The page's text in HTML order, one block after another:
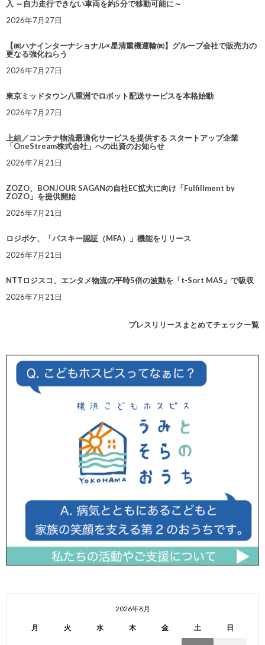
入 ～自力走行できない車両を約5分で移動可能に～
2026年7月27日
【㈱ハナインターナショナル×星清重機運輸㈱】グループ会社で販売力の
更なる強化ねらう
2026年7月27日
東京ミッドタウン八重洲でロボット配送サービスを本格始動
2026年7月27日
上組／コンテナ物流最適化サービスを提供する スタートアップ企業
「OneStream株式会社」への出資のお知らせ
2026年7月21日
ZOZO、BONJOUR SAGANの自社EC拡大に向け「Fulfillment by
ZOZO」を提供開始
2026年7月21日
ロジポケ、「パスキー認証（MFA）」機能をリリース
2026年7月21日
NTTロジスコ、エンタメ物流の平時5倍の波動を「t-Sort MAS」で吸収
2026年7月21日
プレスリリースまとめてチェック一覧
2026年8月
月 火 水 木 金 土 日